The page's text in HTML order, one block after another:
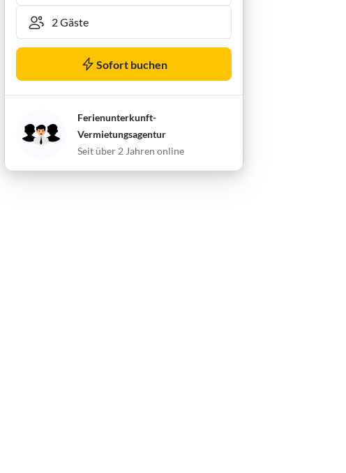
Sofort buchen
Ferienunterkunft-
Vermietungsagentur
Seit über 2 Jahren online